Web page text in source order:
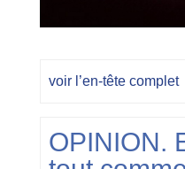
voir l’en-tête complet
OPINION.